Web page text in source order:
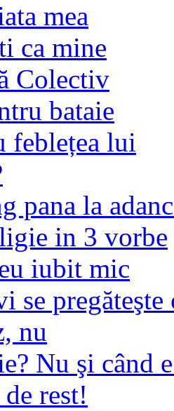
mea
ca mine
Colectiv
bataie
feblețea lui
pana la
in 3 vorbe
iubit mic
se pregăteşte
nu
Nu şi când
rest!